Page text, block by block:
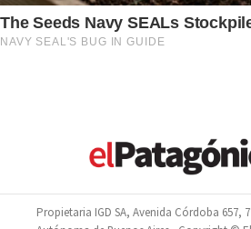
Propietaria IGD SA, Avenida Córdoba 657,